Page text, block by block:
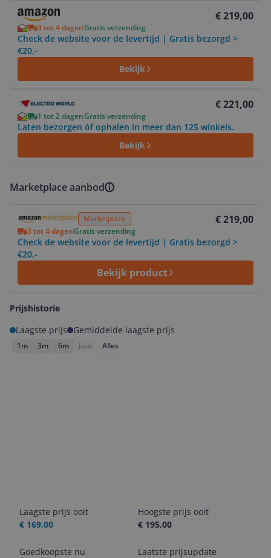
€ 219,00
3 tot 4 dagenGratis verzending
Check de website voor de levertijd | Gratis bezorgd >
€20,-
Bekijk
Bekijk product
€ 221,00
1 tot 2 dagenGratis verzending
Laten bezorgen óf ophalen in meer dan 125 winkels.
Bekijk
Marketplace aanbod
Marketplace € 219,00
3 tot 4 dagenGratis verzending
Check de website voor de levertijd | Gratis bezorgd >
€20,-
Bekijk product
Prijshistorie
Laagste prijs
Gemiddelde laagste prijs
1m 3m 6m Jaar Alles
Laagste prijs ooit
€ 169,00
Hoogste prijs ooit
€ 195,00
Goedkoopste nu
Laatste prijsupdate